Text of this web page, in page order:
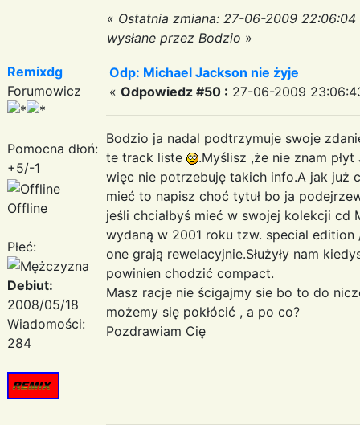
« Ostatnia zmiana: 27-06-2009 22:06:04
wysłane przez Bodzio »
Remixdg
Forumowicz
Pomocna dłoń:
+5/-1
Offline
Płeć:
Debiut:
2008/05/18
Wiadomości:
284
Odp: Michael Jackson nie żyje
« Odpowiedz #50 : 27-06-2009
Bodzio ja nadal podtrzymuje swoje
te track liste
.Myślisz ,że nie znam
więc nie potrzebuję takich info.A jak już
mieć to napisz choć tytuł bo ja
jeśli chciałbyś mieć w swojej kolekcji cd
wydaną w 2001 roku tzw. special
one grają rewelacyjnie.Służyły nam
powinien chodzić compact.
Masz racje nie ścigajmy sie bo to do
możemy się pokłócić , a po co?
Pozdrawiam Cię